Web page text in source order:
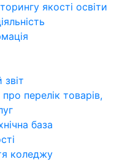
якості освіти
перелік товарів,
база
коледжу